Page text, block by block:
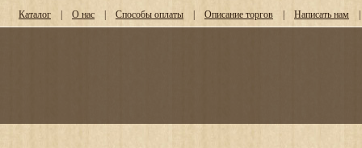
Каталог | О нас | Способы оплаты | Описание торгов | Написать нам |